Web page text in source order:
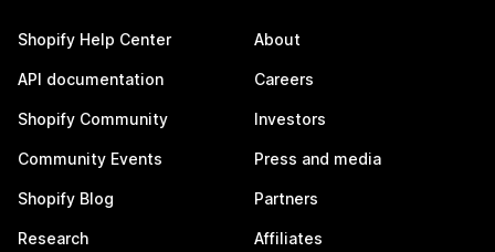
Shopify Help Center
API documentation
Shopify Community
Community Events
Shopify Blog
Research
About
Careers
Investors
Press and media
Partners
Affiliates